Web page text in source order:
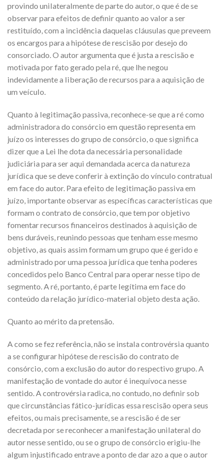
provindo unilateralmente de parte do autor, o que é de se
observar para efeitos de definir quanto ao valor a ser
restituído, com a incidência daquelas cláusulas que preveem
os encargos para a hipótese de rescisão por desejo do
consorciado. O autor argumenta que é justa a rescisão e
motivada por fato gerado pela ré, que lhe negou
indevidamente a liberação de recursos para a aquisição de
um veículo.
Quanto à legitimação passiva, reconhece-se que a ré como
administradora do consórcio em questão representa em
juízo os interesses do grupo de consórcio, o que significa
dizer que a Lei lhe dota da necessária personalidade
judiciária para ser aqui demandada acerca da natureza
jurídica que se deve conferir à extinção do vínculo contratual
em face do autor. Para efeito de legitimação passiva em
juízo, importante observar as específicas características que
formam o contrato de consórcio, que tem por objetivo
fomentar recursos financeiros destinados à aquisição de
bens duráveis, reunindo pessoas que tenham esse mesmo
objetivo, as quais assim formam um grupo que é gerido e
administrado por uma pessoa jurídica que tenha poderes
concedidos pelo Banco Central para operar nesse tipo de
segmento. A ré, portanto, é parte legítima em face do
conteúdo da relação jurídico-material objeto desta ação.
Quanto ao mérito da pretensão.
A como se fez referência, não se instala controvérsia quanto
a se configurar hipótese de rescisão do contrato de
consórcio, com a exclusão do autor do respectivo grupo. A
manifestação de vontade do autor é inequívoca nesse
sentido. A controvérsia radica, no contudo, no definir sob
que circunstâncias fático-jurídicas essa rescisão opera seus
efeitos, ou mais precisamente, se a rescisão é de ser
decretada por se reconhecer a manifestação unilateral do
autor nesse sentido, ou se o grupo de consórcio erigiu-lhe
algum injustificado entrave a ponto de dar azo a que o autor